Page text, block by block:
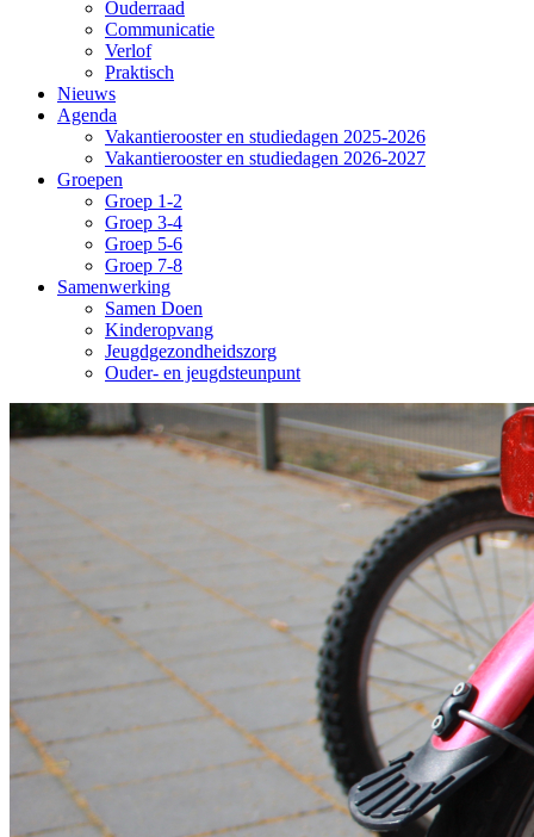
Ouderraad
Communicatie
Verlof
Praktisch
Nieuws
Agenda
Vakantierooster en studiedagen 2025-2026
Vakantierooster en studiedagen 2026-2027
Groepen
Groep 1-2
Groep 3-4
Groep 5-6
Groep 7-8
Samenwerking
Samen Doen
Kinderopvang
Jeugdgezondheidszorg
Ouder- en jeugdsteunpunt